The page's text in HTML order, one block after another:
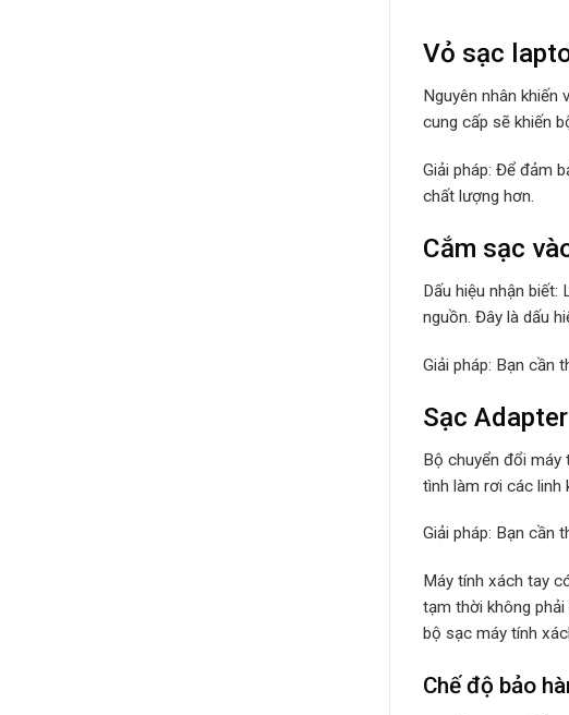
Vỏ sạc
Nguyên nhân
cung cấp sẽ khiến
Giải pháp: Để đảm
chất lượng hơn.
Cắm sạc
Dấu hiệu nhận
nguồn. Đây là dấu
Giải pháp: Bạn cần
Sạc
Bộ chuyển đổi máy
tình làm rơi các linh
Giải pháp: Bạn cần
Máy tính xách tay
tạm thời không
bộ sạc máy tính
Chế độ bảo